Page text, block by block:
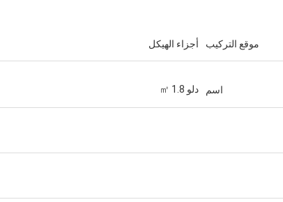
موقع التركيب أجزاء الهيكل
اسم دلو 1.8 ㎡